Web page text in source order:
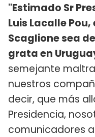
"Estimado Sr
Luis Lacalle
Scaglione sea
grata en
semejante
nuestros
decir, que más
Presidencia,
comunicadores